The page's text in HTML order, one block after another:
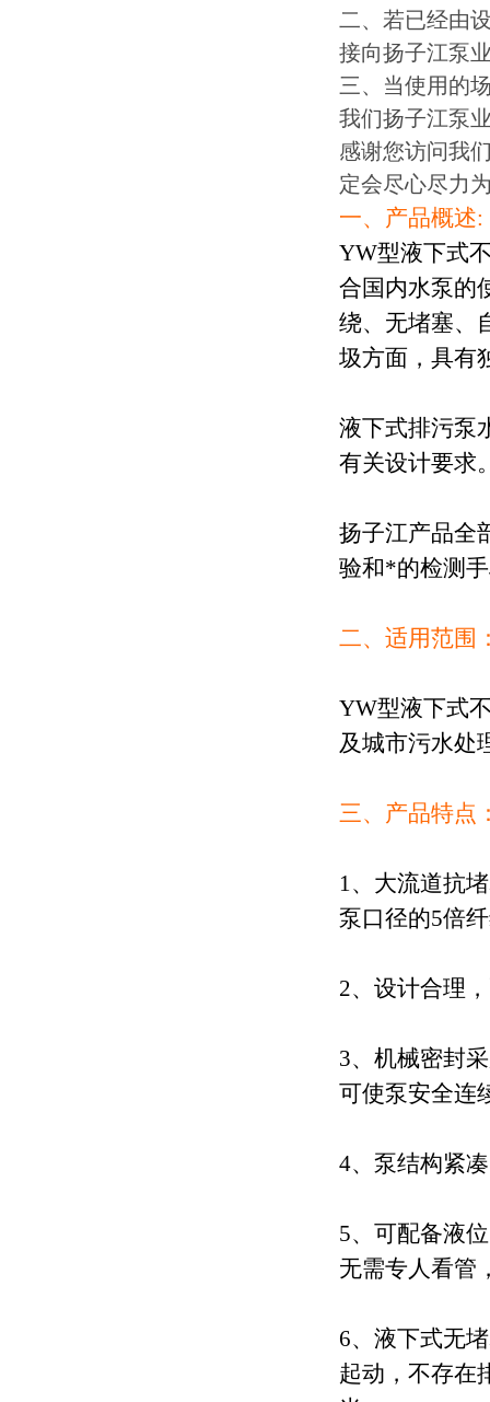
二、若已经由
接向扬子江泵
三、当使用的
我们扬子江泵
感谢您访问我
定会尽心尽力
一、产品概述:
YW型液下式
合国内水泵的
绕、无堵塞、
圾方面，具有
液下式排污泵
有关设计要求
扬子江产品全
验和*的检测
二、适用范围
YW型液下式
及城市污水处
三、产品特点
1、大流道抗
泵口径的5倍
2、设计合理
3、机械密封
可使泵安全连
4、泵结构紧
5、可配备液
无需专人看管
6、 液下式无
起动，不存在